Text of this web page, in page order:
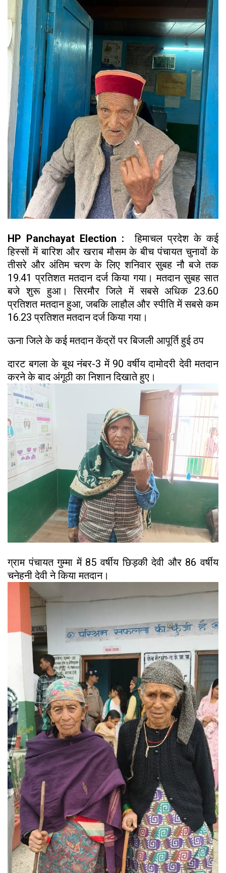
HP Panchayat Election :
हिमाचल प्रदेश के कई
हिस्सों में बारिश और खराब मौसम के बीच पंचायत चुनावों के
तीसरे और अंतिम चरण के लिए शनिवार सुबह नौ बजे तक
19.41 प्रतिशत मतदान दर्ज किया गया। मतदान सुबह सात
बजे शुरू हुआ। सिरमौर जिले में सबसे अधिक 23.60
प्रतिशत मतदान हुआ, जबकि लाहौल और स्पीति में सबसे कम
16.23 प्रतिशत मतदान दर्ज किया गया।
ऊना जिले के कई मतदान केंद्रों पर बिजली आपूर्ति हुई ठप
दारट बगला के बूथ नंबर-3 में 90 वर्षीय दामोदरी देवी मतदान
करने के बाद अंगूठी का निशान दिखाते हुए।
ग्राम पंचायत गुम्मा में 85 वर्षीय छिड़की देवी और 86 वर्षीय
चनेहनी देवी ने किया मतदान।